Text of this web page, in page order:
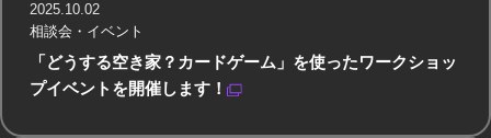
「どうする空き家？カードゲーム」を使ったワークショッ
プイベントを開催します！
2025.10.02
相談会・イベント